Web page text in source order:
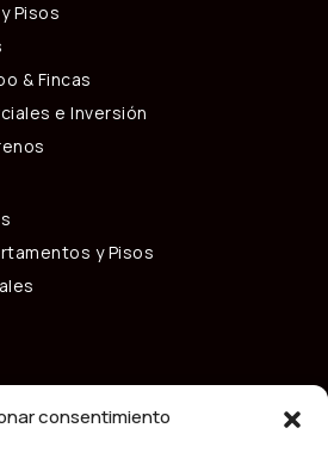
consentimiento
Pisos
& Fincas
e Inversión
y Pisos